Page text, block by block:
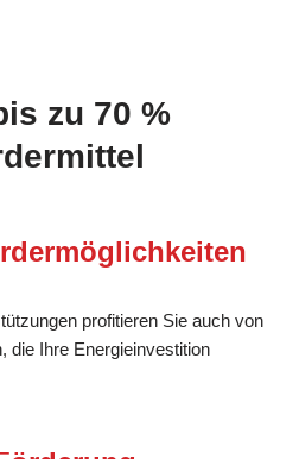
zu 70 %
profitieren Sie auch von
die Ihre Energieinvestition